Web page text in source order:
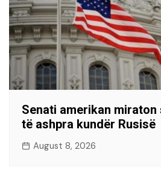
Senati amerikan miraton
të ashpra kundër Rusisë
August 8, 2026